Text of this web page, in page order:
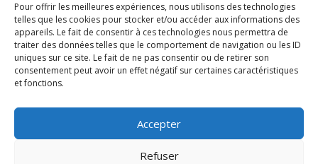
Pour offrir les meilleures expériences, nous utilisons des technologies
telles que les cookies pour stocker et/ou accéder aux informations des
appareils. Le fait de consentir à ces technologies nous permettra de
traiter des données telles que le comportement de navigation ou les ID
uniques sur ce site. Le fait de ne pas consentir ou de retirer son
consentement peut avoir un effet négatif sur certaines caractéristiques
et fonctions.
Accepter
Refuser
Biokap, une marque distribuée
en exclusivité France par